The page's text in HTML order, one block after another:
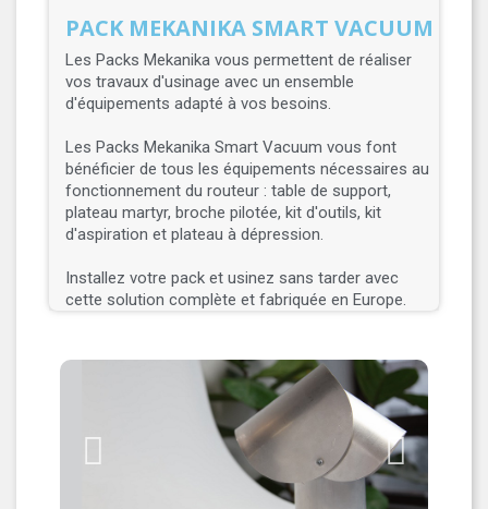
PACK MEKANIKA SMART VACUUM
Les Packs Mekanika vous permettent de réaliser
vos travaux d'usinage avec un ensemble
d'équipements adapté à vos besoins.
Les Packs Mekanika Smart Vacuum vous font
bénéficier de tous les équipements nécessaires au
fonctionnement du routeur : table de support,
plateau martyr, broche pilotée, kit d'outils, kit
d'aspiration et plateau à dépression.
Installez votre pack et usinez sans tarder avec
cette solution complète et fabriquée en Europe.